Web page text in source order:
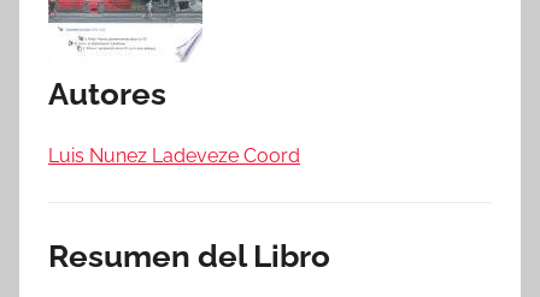
Autores
Luis Nunez Ladeveze Coord
Resumen del Libro